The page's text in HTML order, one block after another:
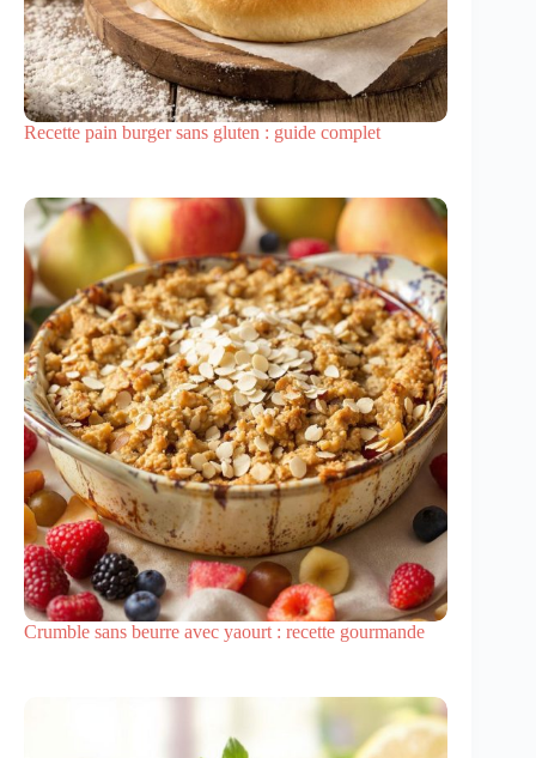
Recette pain burger sans gluten : guide complet
Crumble sans beurre avec yaourt : recette gourmande